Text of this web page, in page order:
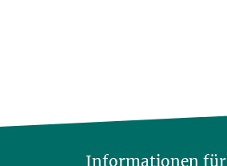
Informationen für